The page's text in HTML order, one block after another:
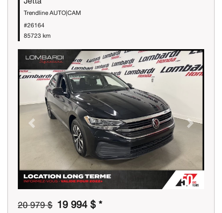
Trendline AUTO|CAM
#26164
85723 km
Previous Next
20 979 $ 19 994 $ *